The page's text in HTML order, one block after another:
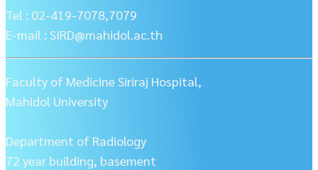
Tel : 02-419-7078,7079
E-mail : SIRD@mahidol.ac.th
Faculty of Medicine Siriraj Hospital,
Mahidol University
Department of Radiology
72 year building, basement